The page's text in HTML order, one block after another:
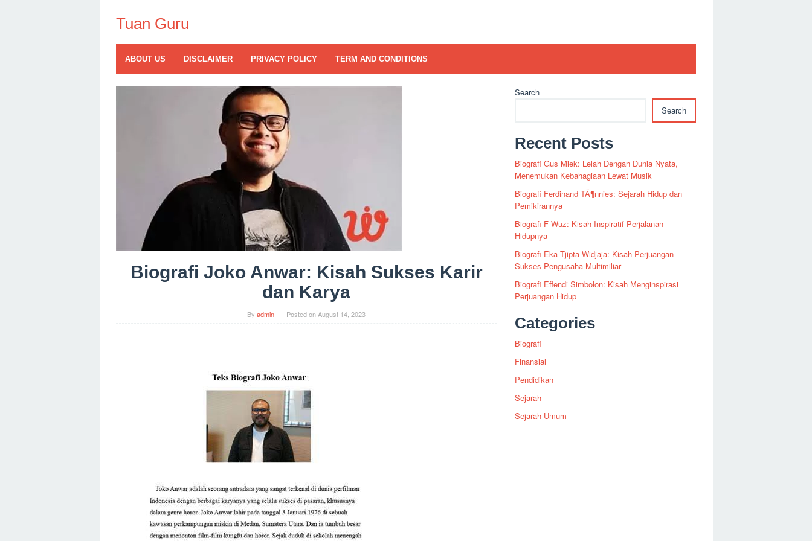
contentTuan Guru
ABOUT US DISCLAIMER PRIVACY POLICY TERM AND CONDITIONS
Biografi Joko Anwar: Kisah Sukses Karir
dan Karya
By admin Posted onAugust 14, 2023
Search
Search
Recent Posts
Biografi Gus Miek: Lelah Dengan Dunia Nyata,
Menemukan Kebahagiaan Lewat Musik
Biografi Ferdinand TÃ¶nnies: Sejarah Hidup dan
Pemikirannya
Biografi F Wuz: Kisah Inspiratif Perjalanan
Hidupnya
Biografi Eka Tjipta Widjaja: Kisah Perjuangan
Sukses Pengusaha Multimiliar
Biografi Effendi Simbolon: Kisah Menginspirasi
Perjuangan Hidup
Categories
Biografi
Finansial
Pendidikan
Sejarah
Sejarah Umum